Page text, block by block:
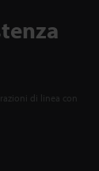
di linea con